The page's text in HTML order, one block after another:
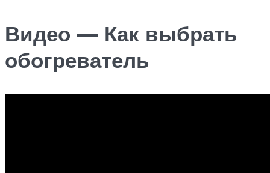
Видео — Как выбрать
обогреватель